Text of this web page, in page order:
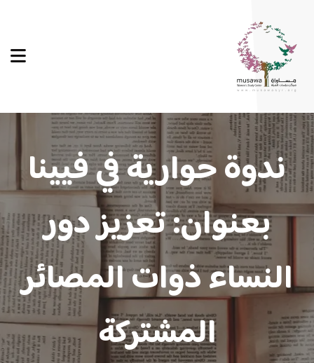
ندوة حوارية في فيينا
بعنوان: تعزيز دور
النساء ذوات المصائر
المشتركة